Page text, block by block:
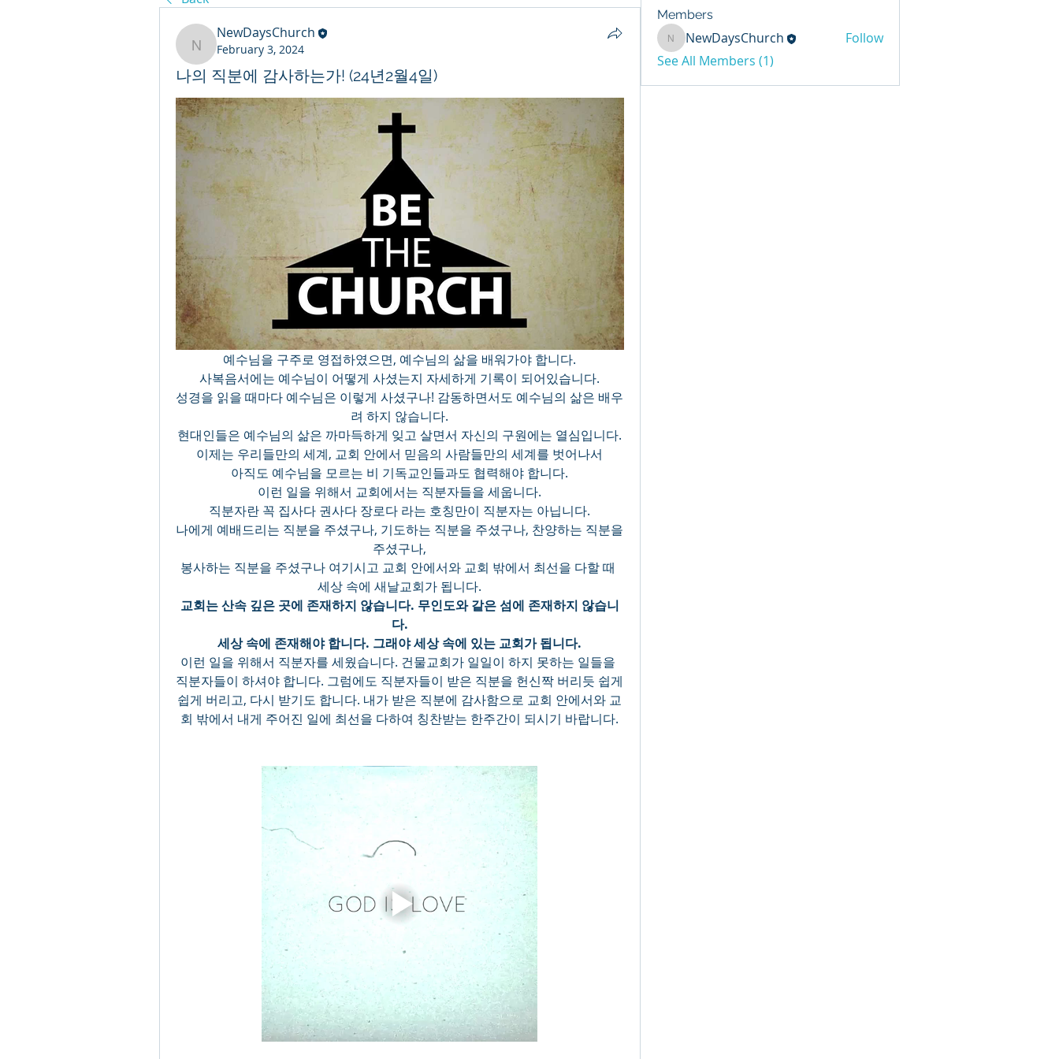
NewDaysChurch
NewDaysChurch
February 3, 2024
나의 직분에 감사하는가! (24년2월4일)
예수님을 구주로 영접하였으면, 예수님의 삶을 배워가야 합니다.
사복음서에는 예수님이 어떻게 사셨는지 자세하게 기록이 되어있습니다.
성경을 읽을 때마다 예수님은 이렇게 사셨구나! 감동하면서도 예수님의 삶은 배우
려 하지 않습니다.
현대인들은 예수님의 삶은 까마득하게 잊고 살면서 자신의 구원에는 열심입니다.
이제는 우리들만의 세계, 교회 안에서 믿음의 사람들만의 세계를 벗어나서
아직도 예수님을 모르는 비 기독교인들과도 협력해야 합니다.
이런 일을 위해서 교회에서는 직분자들을 세웁니다.
직분자란 꼭 집사다 권사다 장로다 라는 호칭만이 직분자는 아닙니다.
나에게 예배드리는 직분을 주셨구나, 기도하는 직분을 주셨구나, 찬양하는 직분을
주셨구나,
봉사하는 직분을 주셨구나 여기시고 교회 안에서와 교회 밖에서 최선을 다할 때
세상 속에 새날교회가 됩니다.
교회는 산속 깊은 곳에 존재하지 않습니다. 무인도와 같은 섬에 존재하지 않습니
다.
세상 속에 존재해야 합니다. 그래야 세상 속에 있는 교회가 됩니다.
이런 일을 위해서 직분자를 세웠습니다. 건물교회가 일일이 하지 못하는 일들을
직분자들이 하셔야 합니다. 그럼에도 직분자들이 받은 직분을 헌신짝 버리듯 쉽게
쉽게 버리고, 다시 받기도 합니다. 내가 받은 직분에 감사함으로 교회 안에서와 교
회 밖에서 내게 주어진 일에 최선을 다하여 칭찬받는 한주간이 되시기 바랍니다.
Members
NewDaysChurch
NewDaysChurch
Follow
See All Members (1)